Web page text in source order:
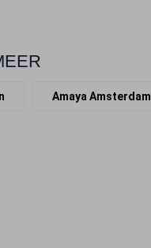
Amaya Amsterdam